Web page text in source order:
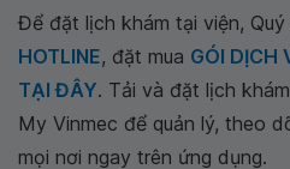
Để đặt lịch khám tại viện,
HOTLINE, đặt mua GÓI DỊCH
TẠI ĐÂY. Tải và đặt lịch
My Vinmec để quản lý, theo
mọi nơi ngay trên ứng dụng.